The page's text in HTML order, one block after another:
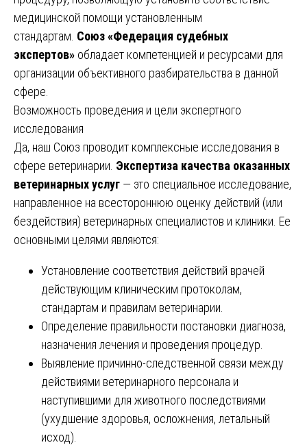
медицинской помощи установленным
стандартам. Союз «Федерация судебных
экспертов» обладает компетенцией и ресурсами для
организации объективного разбирательства в данной
сфере.
Возможность проведения и цели экспертного
исследования
Да, наш Союз проводит комплексные исследования в
сфере ветеринарии. Экспертиза качества оказанных
ветеринарных услуг — это специальное исследование,
направленное на всестороннюю оценку действий (или
бездействия) ветеринарных специалистов и клиники. Ее
основными целями являются:
Установление соответствия действий врачей
действующим клиническим протоколам,
стандартам и правилам ветеринарии.
Определение правильности постановки диагноза,
назначения лечения и проведения процедур.
Выявление причинно-следственной связи между
действиями ветеринарного персонала и
наступившими для животного последствиями
(ухудшение здоровья, осложнения, летальный
исход).